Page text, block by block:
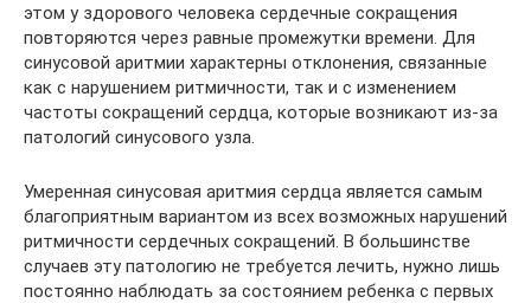
этом у здорового человека сердечные сокращения
повторяются через равные промежутки времени. Для
синусовой аритмии характерны отклонения, связанные
как с нарушением ритмичности, так и с изменением
частоты сокращений сердца, которые возникают из-за
патологий синусового узла.
Умеренная синусовая аритмия сердца является самым
благоприятным вариантом из всех возможных нарушений
ритмичности сердечных сокращений. В большинстве
случаев эту патологию не требуется лечить, нужно лишь
постоянно наблюдать за состоянием ребенка с первых